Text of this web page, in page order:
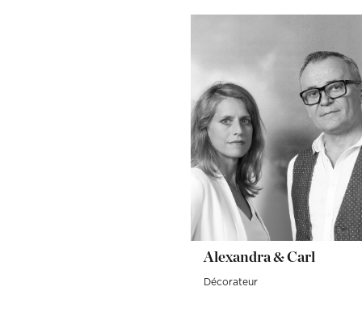
Alexandra & Carl
Décorateur